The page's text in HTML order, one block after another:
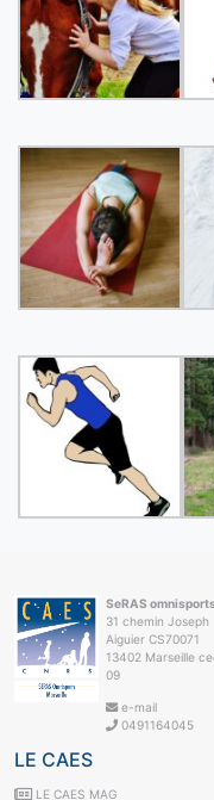
SeRAS
31 chemin Joseph
Aiguier CS70071
13402 Marseille
09
e-mail
0491164045
LE CAES
LE CAES MAG